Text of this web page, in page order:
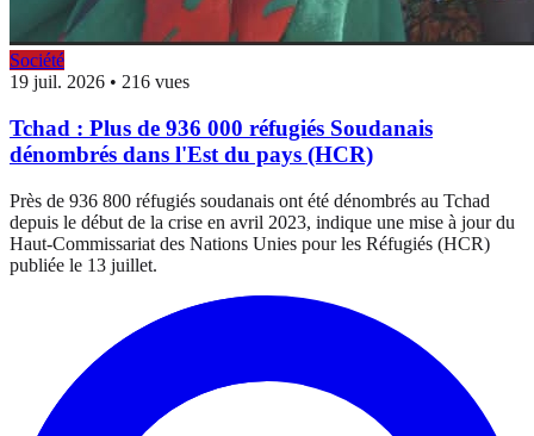
Société
19 juil. 2026 • 216 vues
Tchad : Plus de 936 000 réfugiés Soudanais
dénombrés dans l'Est du pays (HCR)
Près de 936 800 réfugiés soudanais ont été dénombrés au Tchad
depuis le début de la crise en avril 2023, indique une mise à jour du
Haut-Commissariat des Nations Unies pour les Réfugiés (HCR)
publiée le 13 juillet.